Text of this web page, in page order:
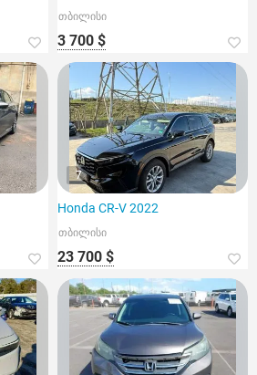
თბილისი
3 700 $
7
Honda CR-V 2022
თბილისი
23 700 $